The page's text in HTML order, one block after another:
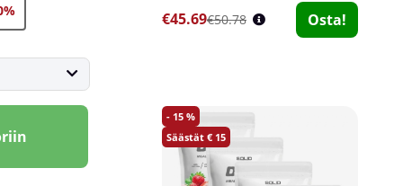
€45.69€50.78 Osta!
15
15